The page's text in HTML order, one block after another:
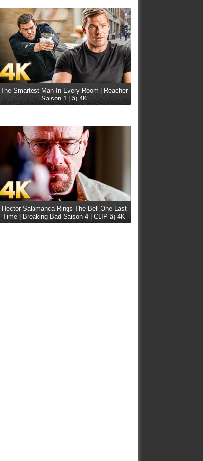
The Smartest Man In Every Room | Reacher
Saison 1 | â¡ 4K
Hector Salamanca Rings The Bell One Last
Time | Breaking Bad Saison 4 | CLIP â¡ 4K